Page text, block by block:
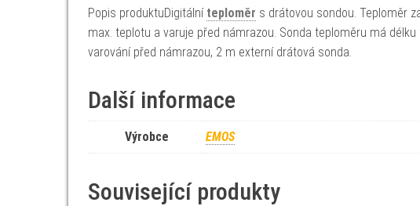
Popis produktuDigitální teploměr s drátovou sondou. Teploměr
max. teplotu a varuje před námrazou. Sonda teploměru má
varování před námrazou, 2 m externí drátová sonda.
Další informace
Výrobce EMOS
Související produkty